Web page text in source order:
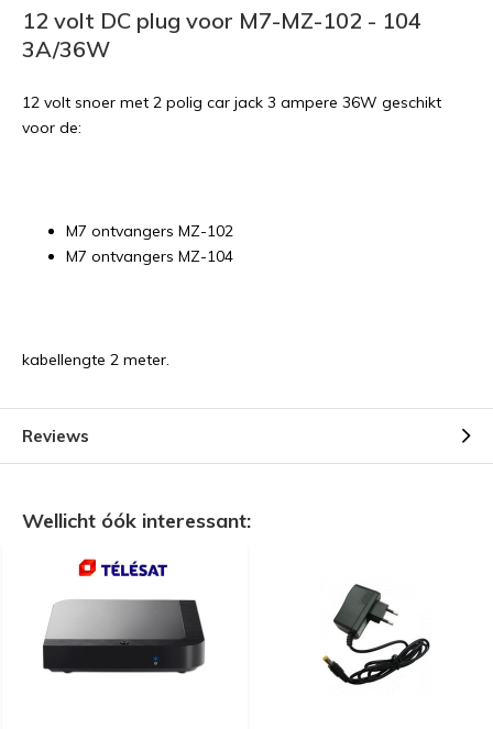
12 volt DC plug voor M7-MZ-102 - 104
3A/36W
12 volt snoer met 2 polig car jack 3 ampere 36W geschikt
voor de:
M7 ontvangers MZ-102
M7 ontvangers MZ-104
kabellengte 2 meter.
Reviews
Wellicht óók interessant: